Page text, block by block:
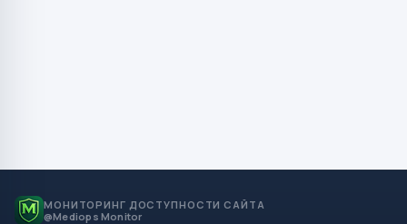
МОНИТОРИНГ ДОСТУПНОСТИ САЙТА
@Mediops Monitor